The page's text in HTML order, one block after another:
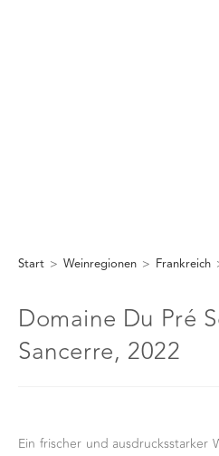
Start > Weinregionen > Frankreich
Domaine Du Pré
Sancerre, 2022
Ein frischer und ausdrucksstarker